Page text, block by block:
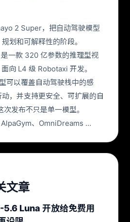
2 Super，把自动驾驶模型
划和可解释性的阶段。
一款 320 亿参数的推理型视
向 L4 级 Robotaxi 开发。
可以覆盖自动驾驶栈中的感
，并支持更安全、可扩展的自
发布不只是单一模型。
、OmniDreams …
文章
Luna 开放给免费用